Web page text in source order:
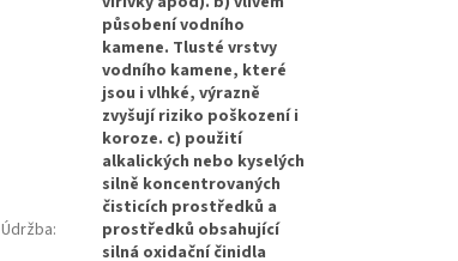
Údržba:
působení vodního
kamene. Tlusté vrstvy
vodního kamene, které
jsou i vlhké, výrazně
zvyšují riziko poškození i
koroze. c) použití
alkalických nebo kyselých
silně koncentrovaných
čisticích prostředků a
prostředků obsahující
silná oxidační činidla